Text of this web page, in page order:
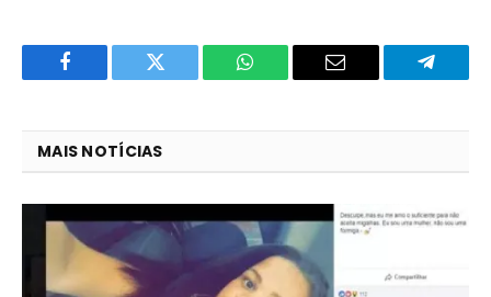
Facebook Twitter
O
do
WhatsApp?
E-
MAIS NOTÍCIAS